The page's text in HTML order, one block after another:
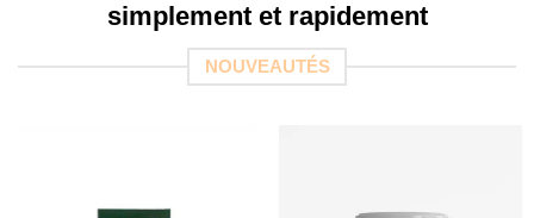
simplement et rapidement
NOUVEAUTÉS